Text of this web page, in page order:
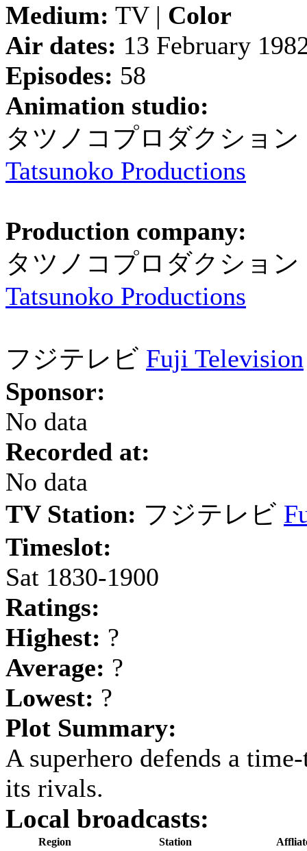
Medium: TV | Color
Air dates: 13 February
Episodes: 58
Animation studio:
タツノコプロダクション
Tatsunoko Productions
Production company:
タツノコプロダクション
Tatsunoko Productions
フジテレビ Fuji Television
Sponsor:
No data
Recorded at:
No data
TV Station: フジテレビ
Timeslot:
Sat 1830-1900
Ratings:
Highest: ?
Average: ?
Lowest: ?
Plot Summary:
A superhero defends a
its rivals.
Local broadcasts:
Region Station